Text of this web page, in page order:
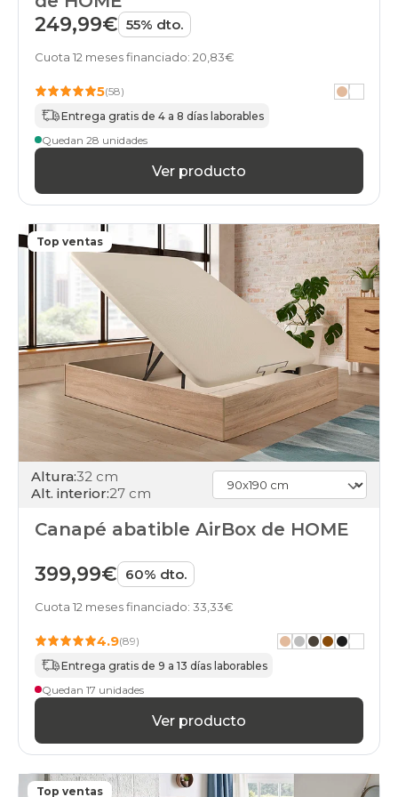
apertura-
frontal
canapes-
135x190cm
apertura-
black-
canapes-
abatibles
135x200cm
apertura-
frontal
abatibles
140x180cmespecial
apertura-
frontal
black-
days
canapes-
abatibles
apertura-
frontal
abatibles
frontal
black-
abatibles
150x180cm-
doble
apertura-
frontal
249,99€ 55% dto.
Cuota 12 meses financiado: 20,83€
5(58)
Entrega gratis de 4 a 8 días laborables
Quedan 28 unidades
Ver producto
Top ventas
Altura:32 cm
Alt. interior:27 cm
Canapé abatible AirBox de HOME
399,99€ 60% dto.
Cuota 12 meses financiado: 33,33€
4.9(89)
Entrega gratis de 9 a 13 días laborables
Quedan 17 unidades
Ver producto
Top ventas